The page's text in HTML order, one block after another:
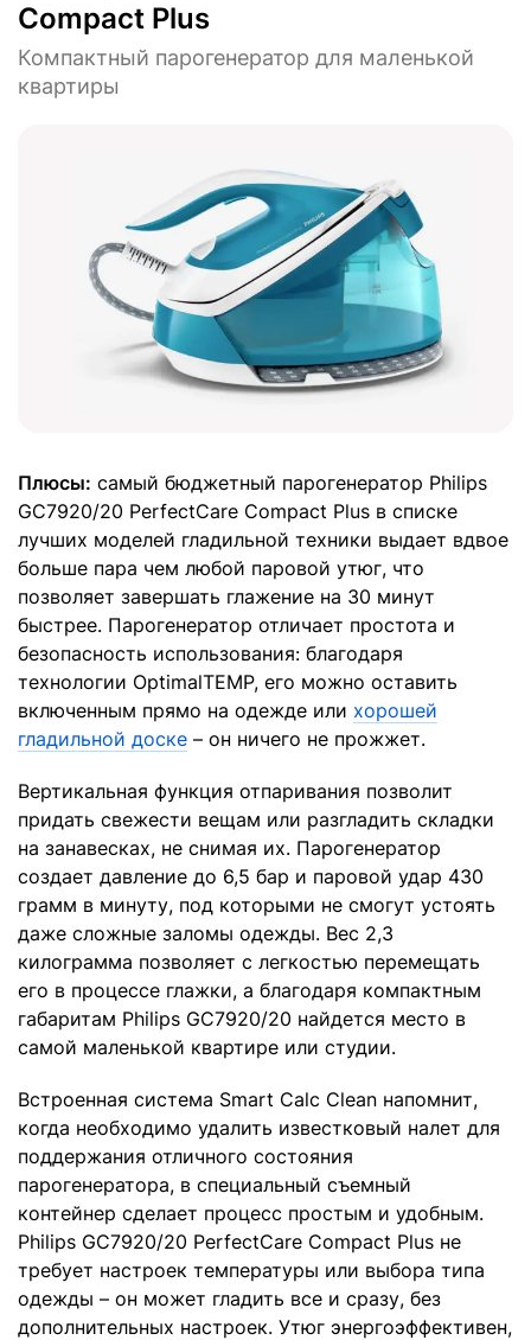
Compact Plus
Компактный парогенератор для маленькой
квартиры
Плюсы: самый бюджетный парогенератор Philips
GC7920/20 PerfectCare Compact Plus в списке
лучших моделей гладильной техники выдает вдвое
больше пара чем любой паровой утюг, что
позволяет завершать глажение на 30 минут
быстрее. Парогенератор отличает простота и
безопасность использования: благодаря
технологии OptimalTEMP, его можно оставить
включенным прямо на одежде или хорошей
гладильной доске – он ничего не прожжет.
Вертикальная функция отпаривания позволит
придать свежести вещам или разгладить складки
на занавесках, не снимая их. Парогенератор
создает давление до 6,5 бар и паровой удар 430
грамм в минуту, под которыми не смогут устоять
даже сложные заломы одежды. Вес 2,3
килограмма позволяет с легкостью перемещать
его в процессе глажки, а благодаря компактным
габаритам Philips GC7920/20 найдется место в
самой маленькой квартире или студии.
Встроенная система Smart Calc Clean напомнит,
когда необходимо удалить известковый налет для
поддержания отличного состояния
парогенератора, в специальный съемный
контейнер сделает процесс простым и удобным.
Philips GC7920/20 PerfectCare Compact Plus не
требует настроек температуры или выбора типа
одежды – он может гладить все и сразу, без
дополнительных настроек. Утюг энергоэффективен,